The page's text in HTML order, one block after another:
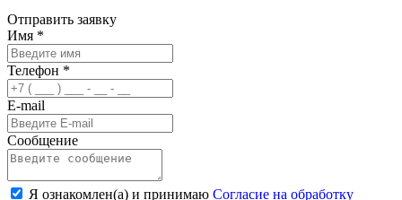
Отправить заявку
Имя *
Телефон *
E-mail
Сообщение
Я ознакомлен(а) и принимаю Согласие на обработку